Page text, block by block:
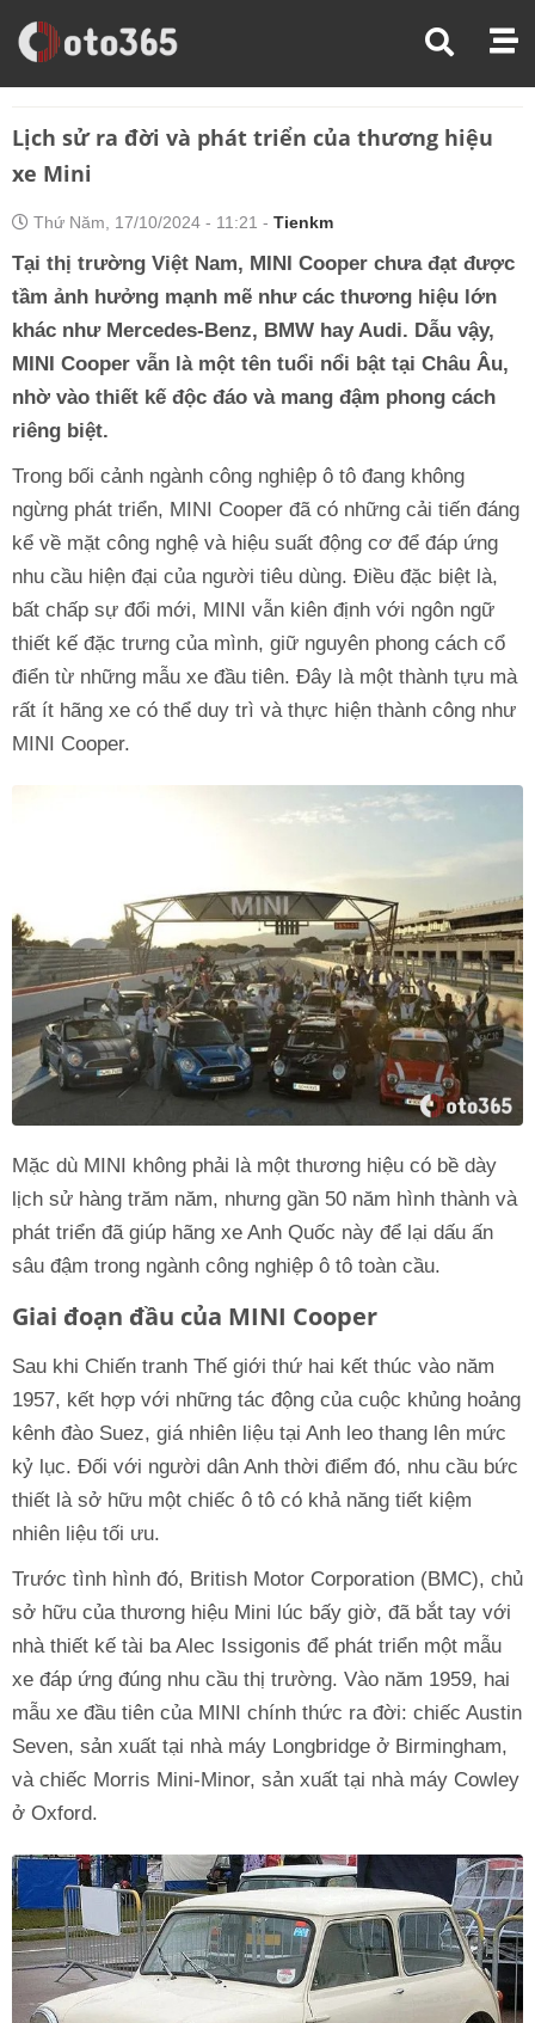
Trang Chủ
Kiến Thức Xe
Lịch sử ra đời và phát triển của thương hiệu
xe Mini
Thứ Năm, 17/10/2024 - 11:21 - Tienkm
Tại thị trường Việt Nam, MINI Cooper chưa đạt được
tầm ảnh hưởng mạnh mẽ như các thương hiệu lớn
khác như Mercedes-Benz, BMW hay Audi. Dẫu vậy,
MINI Cooper vẫn là một tên tuổi nổi bật tại Châu Âu,
nhờ vào thiết kế độc đáo và mang đậm phong cách
riêng biệt.
Trong bối cảnh ngành công nghiệp ô tô đang không
ngừng phát triển, MINI Cooper đã có những cải tiến đáng
kể về mặt công nghệ và hiệu suất động cơ để đáp ứng
nhu cầu hiện đại của người tiêu dùng. Điều đặc biệt là,
bất chấp sự đổi mới, MINI vẫn kiên định với ngôn ngữ
thiết kế đặc trưng của mình, giữ nguyên phong cách cổ
điển từ những mẫu xe đầu tiên. Đây là một thành tựu mà
rất ít hãng xe có thể duy trì và thực hiện thành công như
MINI Cooper.
Mặc dù MINI không phải là một thương hiệu có bề dày
lịch sử hàng trăm năm, nhưng gần 50 năm hình thành và
phát triển đã giúp hãng xe Anh Quốc này để lại dấu ấn
sâu đậm trong ngành công nghiệp ô tô toàn cầu.
Giai đoạn đầu của MINI Cooper
Sau khi Chiến tranh Thế giới thứ hai kết thúc vào năm
1957, kết hợp với những tác động của cuộc khủng hoảng
kênh đào Suez, giá nhiên liệu tại Anh leo thang lên mức
kỷ lục. Đối với người dân Anh thời điểm đó, nhu cầu bức
thiết là sở hữu một chiếc ô tô có khả năng tiết kiệm
nhiên liệu tối ưu.
Trước tình hình đó, British Motor Corporation (BMC), chủ
sở hữu của thương hiệu Mini lúc bấy giờ, đã bắt tay với
nhà thiết kế tài ba Alec Issigonis để phát triển một mẫu
xe đáp ứng đúng nhu cầu thị trường. Vào năm 1959, hai
mẫu xe đầu tiên của MINI chính thức ra đời: chiếc Austin
Seven, sản xuất tại nhà máy Longbridge ở Birmingham,
và chiếc Morris Mini-Minor, sản xuất tại nhà máy Cowley
ở Oxford.